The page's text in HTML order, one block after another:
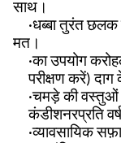
साथ।
·धब्बा तुरंत छलक
मत।
·का उपयोग करो
परीक्षण करें)
·चमड़े की वस्तुओं
कंडीशनरप्रति
·व्यावसायिक